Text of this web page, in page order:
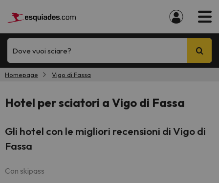
Dove vuoi sciare?
Homepage Vigo di Fassa
Hotel per sciatori a Vigo di Fassa
Gli hotel con le migliori recensioni di Vigo di
Fassa
Con skipass